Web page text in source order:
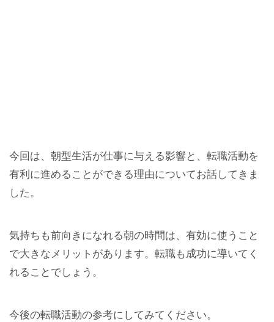
今回は、朝型生活が仕事に与える影響と、転職活動を
有利に進めることができる理由についてお話してきま
した。
気持ちも前向きになれる朝の時間は、有効に使うこと
で大きなメリットがあります。転職も成功に導いてく
れることでしょう。
今後の転職活動の参考にしてみてください。